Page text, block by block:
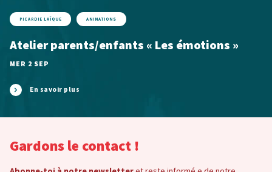
PICARDIE LAÏQUE ANIMATIONS
Atelier parents/enfants « Les émotions »
MER 2 SEP
En savoir plus
Gardons le contact !